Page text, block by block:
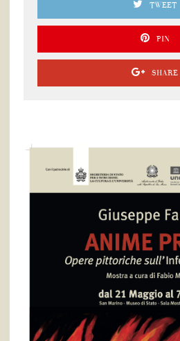
TWEET
PIN
SHARE